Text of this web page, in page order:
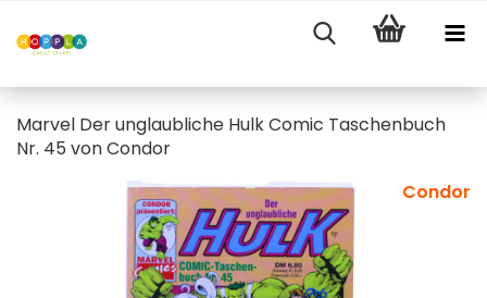
Marvel Der unglaubliche Hulk Comic Taschenbuch
Nr. 45 von Condor
Condor